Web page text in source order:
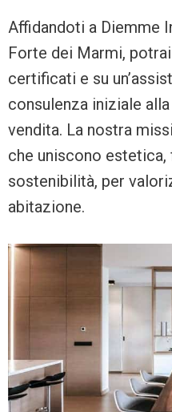
Affidandoti a Diemme
Forte dei Marmi,
certificati e su
consulenza iniziale
vendita. La nostra
che uniscono estetica,
sostenibilità, per
abitazione.